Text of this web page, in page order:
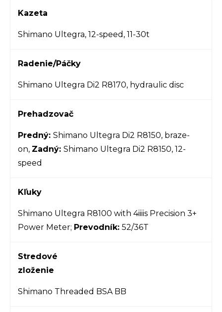
Kazeta
Shimano Ultegra, 12-speed, 11-30t
Radenie/Páčky
Shimano Ultegra Di2 R8170, hydraulic disc
Prehadzovač
Predný: Shimano Ultegra Di2 R8150, braze-
on, Zadný: Shimano Ultegra Di2 R8150, 12-
speed
Kľuky
Shimano Ultegra R8100 with 4iiiis Precision 3+
Power Meter; Prevodník: 52/36T
Stredové
zloženie
Shimano Threaded BSA BB